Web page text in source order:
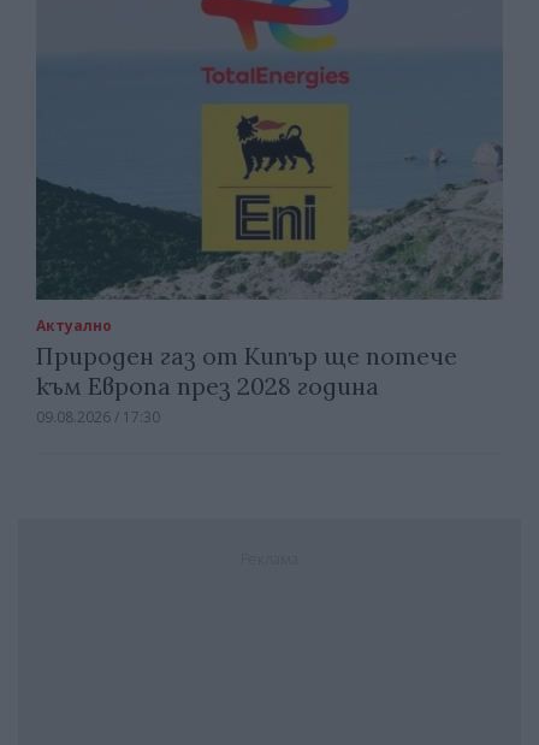
Актуално
Природен газ от Кипър ще потече
към Европа през 2028 година
09.08.2026 / 17:30